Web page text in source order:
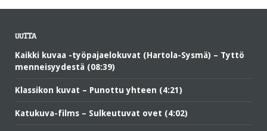
UUTTA
Kaikki kuvaa -työpajaelokuvat (Hartola-Sysmä) – Tyttö
menneisyydestä (08:39)
Klassikon kuvat – Punottu yhteen (4:21)
Katukuva-films – Sulkeutuvat ovet (4:02)